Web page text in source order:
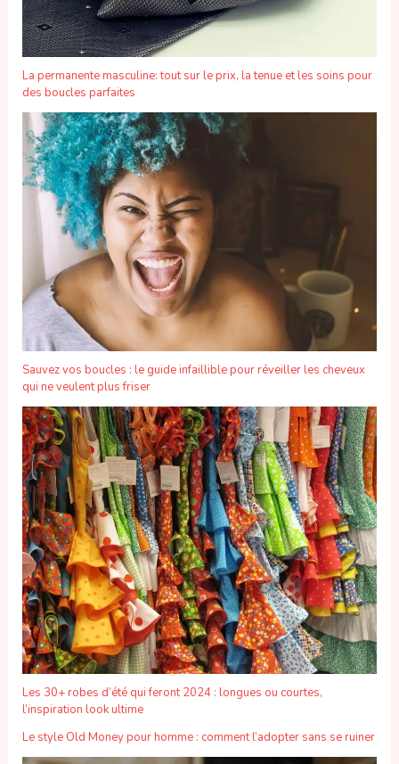
La permanente masculine: tout sur le prix, la tenue et les soins pour
des boucles parfaites
Sauvez vos boucles : le guide infaillible pour réveiller les cheveux
qui ne veulent plus friser
Les 30+ robes d’été qui feront 2024 : longues ou courtes,
l’inspiration look ultime
Le style Old Money pour homme : comment l’adopter sans se ruiner